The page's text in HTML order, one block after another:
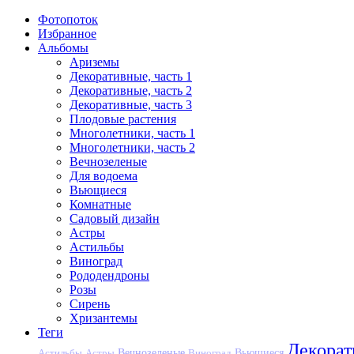
Фотопоток
Избранное
Альбомы
Ариземы
Декоративные, часть 1
Декоративные, часть 2
Декоративные, часть 3
Плодовые растения
Многолетники, часть 1
Многолетники, часть 2
Вечнозеленые
Для водоема
Вьющиеся
Комнатные
Садовый дизайн
Астры
Астильбы
Виноград
Рододендроны
Розы
Сирень
Хризантемы
Теги